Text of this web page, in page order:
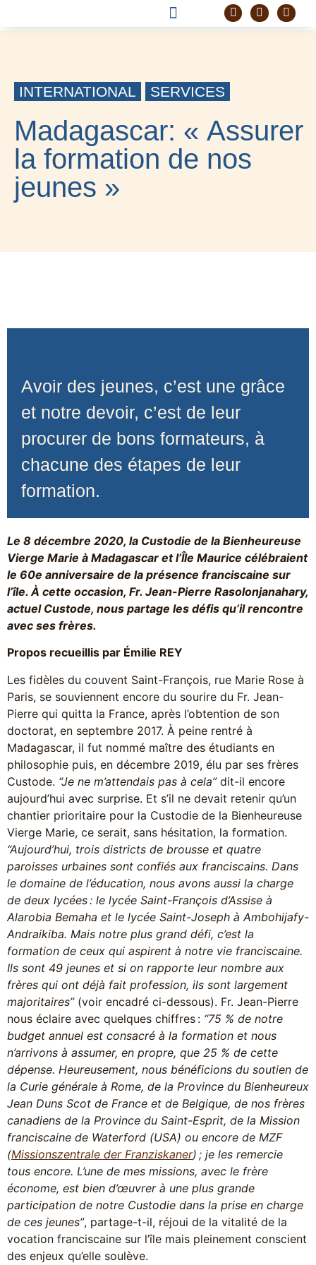
INTERNATIONAL SERVICES
Madagascar: « Assurer
la formation de nos
jeunes »
Avoir des jeunes, c’est une grâce
et notre devoir, c’est de leur
procurer de bons formateurs, à
chacune des étapes de leur
formation.
Le 8 décembre 2020, la Custodie de la Bienheureuse
Vierge Marie à Madagascar et l’Île Maurice célébraient
le 60e anniversaire de la présence franciscaine sur
l’île. À cette occasion, Fr. Jean-Pierre Rasolonjanahary,
actuel Custode, nous partage les défis qu’il rencontre
avec ses frères.
Propos recueillis par Émilie REY
Les fidèles du couvent Saint-François, rue Marie Rose à
Paris, se souviennent encore du sourire du Fr. Jean-
Pierre qui quitta la France, après l’obtention de son
doctorat, en septembre 2017. À peine rentré à
Madagascar, il fut nommé maître des étudiants en
philosophie puis, en décembre 2019, élu par ses frères
Custode. “Je ne m’attendais pas à cela”dit-il encore
aujourd’hui avec surprise. Et s’il ne devait retenir qu’un
chantier prioritaire pour la Custodie de la Bienheureuse
Vierge Marie, ce serait, sans hésitation, la formation.
“Aujourd’hui, trois districts de brousse et quatre
paroisses urbaines sont confiés aux franciscains. Dans
le domaine de l’éducation, nous avons aussi la charge
de deux lycées : le lycée Saint-François d’Assise à
Alarobia Bemaha et le lycée Saint-Joseph à Ambohijafy-
Andraikiba. Mais notre plus grand défi, c’est la
formation de ceux qui aspirent à notre vie franciscaine.
Ils sont 49 jeunes et si on rapporte leur nombre aux
frères qui ont déjà fait profession, ils sont largement
majoritaires”(voir encadré ci-dessous). Fr. Jean-Pierre
nous éclaire avec quelques chiffres : “75 % de notre
budget annuel est consacré à la formation et nous
n’arrivons à assumer, en propre, que 25 % de cette
dépense. Heureusement, nous bénéficions du soutien de
la Curie générale à Rome, de la Province du Bienheureux
Jean Duns Scot de France et de Belgique, de nos frères
canadiens de la Province du Saint-Esprit, de la Mission
franciscaine de Waterford (USA) ou encore de MZF
(Missionszentrale der Franziskaner) ; je les remercie
tous encore. L’une de mes missions, avec le frère
économe, est bien d’œuvrer à une plus grande
participation de notre Custodie dans la prise en charge
de ces jeunes”, partage-t-il, réjoui de la vitalité de la
vocation franciscaine sur l’île mais pleinement conscient
des enjeux qu’elle soulève.